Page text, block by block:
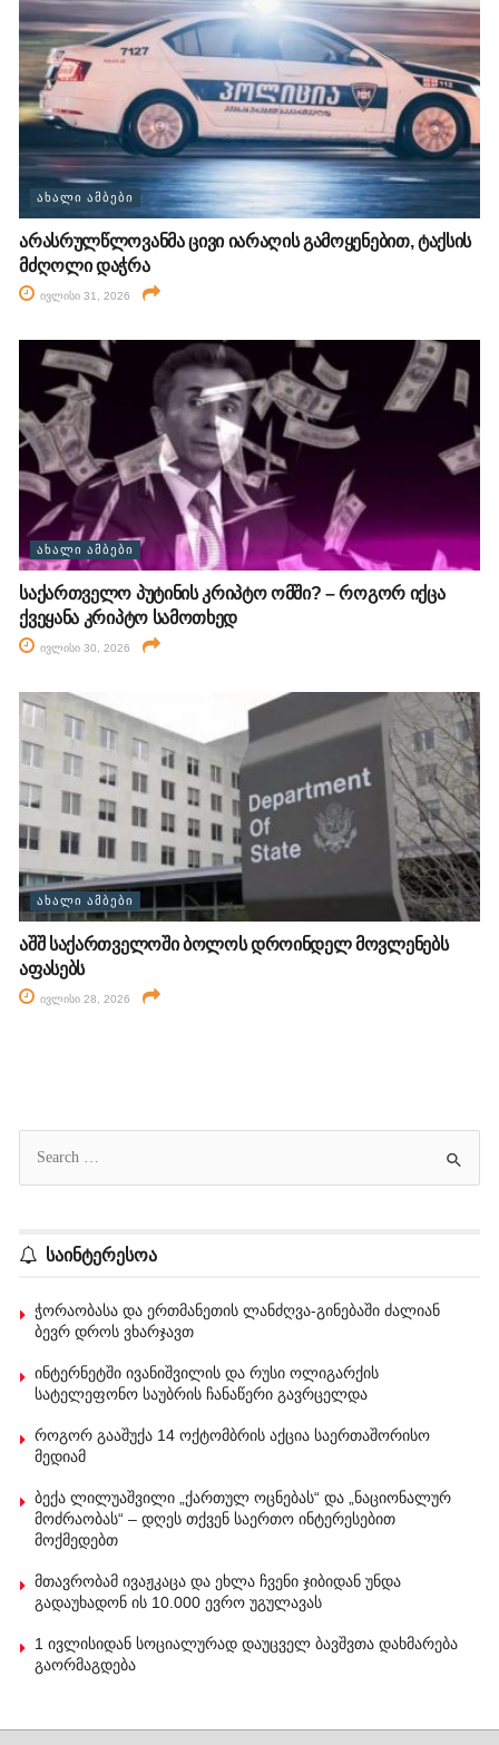
ᲐᲮᲐᲚᲘ ᲐᲛᲑᲔᲑᲘ
არასრულწლოვანმა ცივი იარაღის გამოყენებით, ტაქსის
მძღოლი დაჭრა
ივლისი 31, 2026
ᲐᲮᲐᲚᲘ ᲐᲛᲑᲔᲑᲘ
საქართველო პუტინის კრიპტო ომში? – როგორ იქცა
ქვეყანა კრიპტო სამოთხედ
ივლისი 30, 2026
ᲐᲮᲐᲚᲘ ᲐᲛᲑᲔᲑᲘ
აშშ საქართველოში ბოლოს დროინდელ მოვლენებს
აფასებს
ივლისი 28, 2026
საინტერესოა
ჭორაობასა და ერთმანეთის ლანძღვა-გინებაში ძალიან
ბევრ დროს ვხარჯავთ
ინტერნეტში ივანიშვილის და რუსი ოლიგარქის
სატელეფონო საუბრის ჩანაწერი გავრცელდა
როგორ გააშუქა 14 ოქტომბრის აქცია საერთაშორისო
მედიამ
ბექა ლილუაშვილი „ქართულ ოცნებას“ და „ნაციონალურ
მოძრაობას“ – დღეს თქვენ საერთო ინტერესებით
მოქმედებთ
მთავრობამ ივაჟკაცა და ეხლა ჩვენი ჯიბიდან უნდა
გადაუხადონ ის 10.000 ევრო უგულავას
1 ივლისიდან სოციალურად დაუცველ ბავშვთა დახმარება
გაორმაგდება